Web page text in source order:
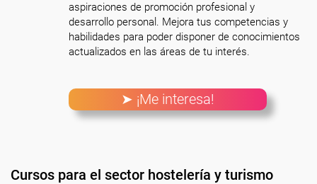
aspiraciones de promoción profesional y
desarrollo personal. Mejora tus competencias y
habilidades para poder disponer de conocimientos
actualizados en las áreas de tu interés.
➤ ¡Me interesa!
Cursos para el sector hostelería y turismo